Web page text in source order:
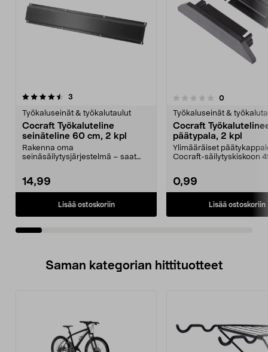
3
Työkaluseinät & työkalutaulut
Cocraft Työkaluteline
seinäteline 60 cm, 2 kpl
Rakenna oma
seinäsäilytysjärjestelmä – saat
14,99
Lisää ostoskoriin
0.0 viidestä
0arvostelut
Työkaluseinät &
Cocraft
päätypala, 2 kpl
Ylimääräiset
Cocraft-säilytyskiskoon
0,99
Lisää ostoskoriin
5.0viidestä
Saman kategorian hittituotteet